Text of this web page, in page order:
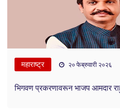
महाराष्ट्र २० फेब्रुवारी २०२६
भिगवण प्रकरणावरून भाजप आमदार